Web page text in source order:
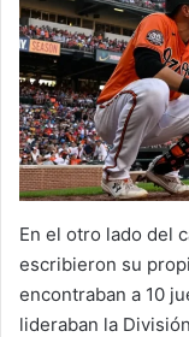
En el otro lado del
escribieron su
encontraban a 10
lideraban la